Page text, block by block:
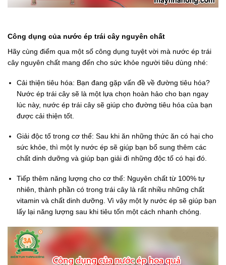
Công dụng của nước ép trái cây nguyên chất
Hãy cùng điểm qua một số công dụng tuyệt vời mà nước ép trái
cây nguyên chất mang đến cho sức khỏe người tiêu dùng nhé:
Cải thiện tiêu hóa: Bạn đang gặp vấn đề về đường tiêu hóa?
Nước ép trái cây sẽ là một lựa chọn hoàn hảo cho bạn ngay
lúc này, nước ép trái cây sẽ giúp cho đường tiêu hóa của bạn
được cải thiện tốt.
Giải độc tố trong cơ thể: Sau khi ăn những thức ăn có hại cho
sức khỏe, thì một ly nước ép sẽ giúp bạn bổ sung thêm các
chất dinh dưỡng và giúp bạn giải đi những độc tố có hại đó.
Tiếp thêm năng lượng cho cơ thể: Nguyên chất từ 100% tự
nhiên, thành phần có trong trái cây là rất nhiều những chất
vitamin và chất dinh dưỡng. Vì vậy một ly nước ép sẽ giúp bạn
lấy lại năng lượng sau khi tiêu tốn một cách nhanh chóng.